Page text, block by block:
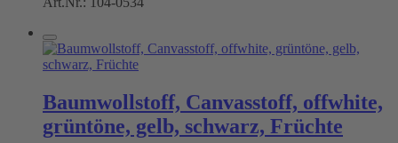
Baumwollstoff, Canvasstoff, offwhite,
grüntöne, gelb, schwarz, Früchte